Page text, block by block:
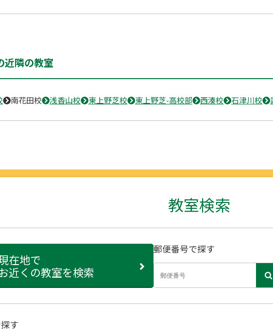
近隣の教室
南花田校 浅香山校 東上野芝校 東上野芝-高校部 西湊校 石津川校
教室検索
在地で
近くの教室を検索
郵便番号で探す
す